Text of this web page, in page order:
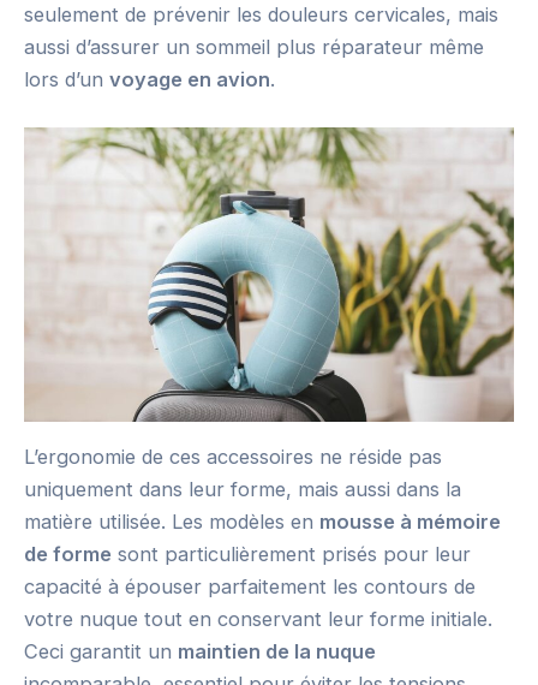
seulement de prévenir les douleurs cervicales, mais
aussi d’assurer un sommeil plus réparateur même
lors d’un voyage en avion.
L’ergonomie de ces accessoires ne réside pas
uniquement dans leur forme, mais aussi dans la
matière utilisée. Les modèles en mousse à mémoire
de forme sont particulièrement prisés pour leur
capacité à épouser parfaitement les contours de
votre nuque tout en conservant leur forme initiale.
Ceci garantit un maintien de la nuque